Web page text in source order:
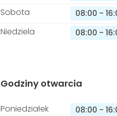
Sobota
08:00 -
Niedziela
08:00 -
Godziny otwarcia
Poniedziałek 08:00 -